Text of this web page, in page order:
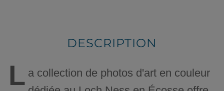
DESCRIPTION
L a collection de photos d'art en couleur